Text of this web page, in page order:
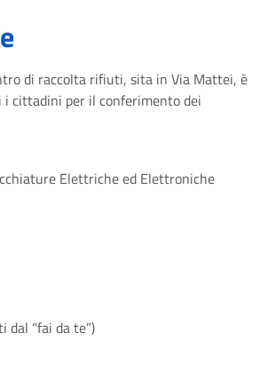
di raccolta rifiuti, sita in Via Mattei, è
cittadini per il conferimento dei
Elettriche ed Elettroniche
dal “fai da te”)